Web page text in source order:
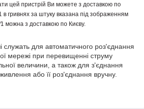
цей пристрій Ви можете з доставкою по
в гривнях за штуку вказана під зображенням
можна з доставкою по Києву.
служать для автоматичного роз'єднання
мережі при перевищенні струму
величини, а також для з'єднання
або її роз'єднання вручну.